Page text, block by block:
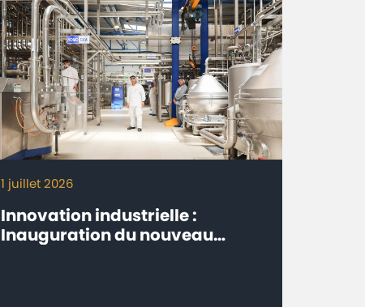
1 juillet 2026
Innovation industrielle :
Inauguration du nouveau